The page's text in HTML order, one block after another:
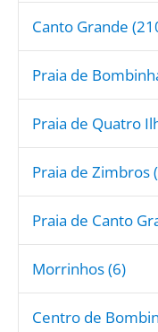
Canto Grande
Praia de
Praia de Quatro
Praia de Zimbros
Praia de Canto
Morrinhos (6)
Centro de